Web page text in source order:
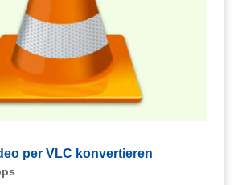
per VLC konvertieren